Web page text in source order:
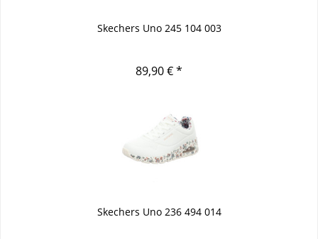
Skechers Uno 245 104 003
89,90 € *
Skechers Uno 236 494 014